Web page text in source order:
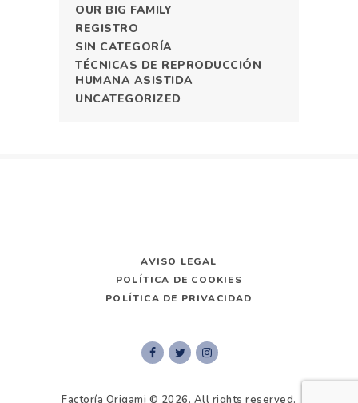
OUR BIG FAMILY
REGISTRO
SIN CATEGORÍA
TÉCNICAS DE REPRODUCCIÓN
HUMANA ASISTIDA
UNCATEGORIZED
AVISO LEGAL
POLÍTICA DE COOKIES
POLÍTICA DE PRIVACIDAD